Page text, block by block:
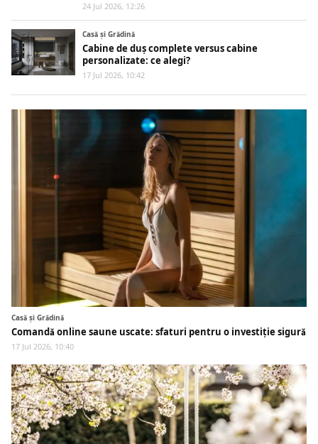
24 Jul 2026, 12:26
Casă și Grădină
Cabine de duș complete versus cabine
personalizate: ce alegi?
17 Jul 2026, 10:42
Casă și Grădină
Comandă online saune uscate: sfaturi pentru o investiție sigură
17 Jul 2026, 10:40